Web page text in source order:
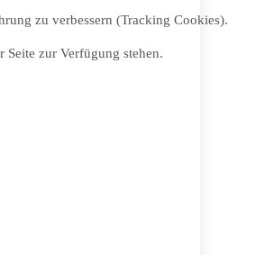
zu verbessern (Tracking Cookies).
zur Verfügung stehen.